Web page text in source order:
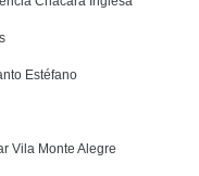
Estéfano
Vila Monte Alegre